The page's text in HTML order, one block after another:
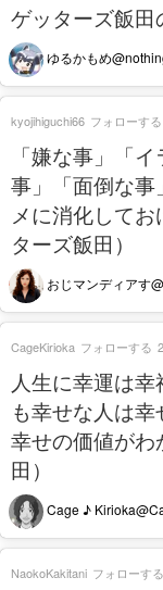
ゲッターズ飯
ゆるかもめ
「嫌な事」「
事」「面倒な
メに消化して
ターズ飯田）
おじマンディアす
kyojihiguchi66 フォローする
人生に幸運は
も幸せな人は
幸せの価値が
田）
Cage ♪
CageKirioka フォローする
NaokoKakitani フォローする